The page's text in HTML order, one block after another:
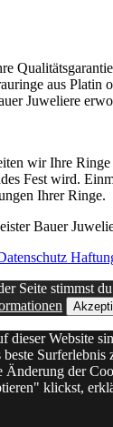
aus Platin
Juweliere
wir Ihre
Fest wird.
Ihrer Ringe.
Bauer
Seite stimmst
dieser Website
Surferlebnis
Änderung der
klickst,